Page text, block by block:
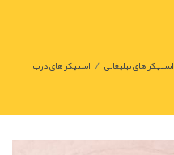
استیکر های تبلیغاتی / استیکر های درب